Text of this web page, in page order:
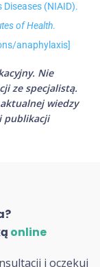
(NIAID).
of Health.
anaphylaxis]
Nie
ze specjalistą.
wiedzy
publikacji
online
i oczekuj